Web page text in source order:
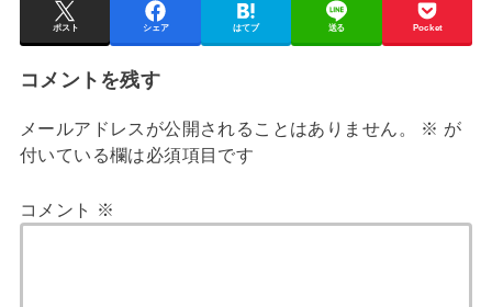
ポスト シェア はてブ 送る Pocket
コメントを残す
メールアドレスが公開されることはありません。 ※ が
付いている欄は必須項目です
コメント ※